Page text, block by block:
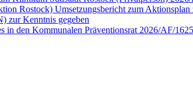
Rostock) Umsetzungsbericht zum
zur Kenntnis gegeben
den Kommunalen Präventionsrat 2026/AF/